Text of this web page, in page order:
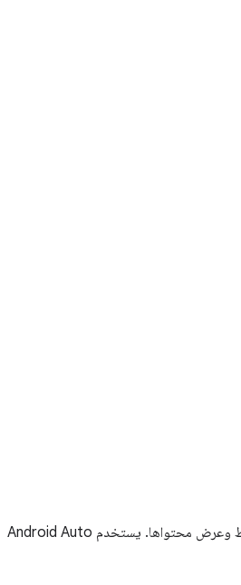
واجهة برمجة تطبيقات تستخدمها تطبيقات الوسائط لاكتشاف خدمات متصفّح الوسائط وعرض محتواها. يستخدم Android Auto